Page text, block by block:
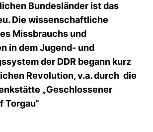
Bundesländer ist das
Die wissenschaftliche
Missbrauchs und
in dem Jugend- und
der DDR begann kurz
Revolution, v.a. durch die
„Geschlossener
Torgau“